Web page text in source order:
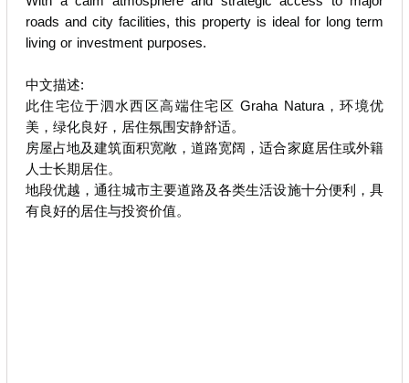
roads and city facilities, this property is ideal for long term
living or investment purposes.
中文描述:
此住宅位于泗水西区高端住宅区 Graha Natura，环境优
美，绿化良好，居住氛围安静舒适。
房屋占地及建筑面积宽敞，道路宽阔，适合家庭居住或外籍
人士长期居住。
地段优越，通往城市主要道路及各类生活设施十分便利，具
有良好的居住与投资价值。